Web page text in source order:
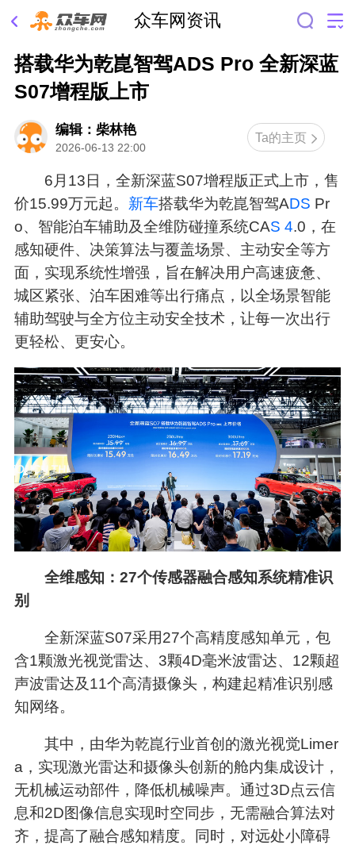
众车网资讯
搭载华为乾崑智驾ADS Pro 全新深蓝
S07增程版上市
编辑：柴林艳
2026-06-13 22:00
Ta的主页
6月13日，全新深蓝S07增程版正式上市，售
价15.99万元起。 新车搭载华为乾崑智驾ADS Pr
o、智能泊车辅助及全维防碰撞系统CAS 4.0，在
感知硬件、决策算法与覆盖场景、主动安全等方
面，实现系统性增强，旨在解决用户高速疲惫、
城区紧张、泊车困难等出行痛点，以全场景智能
辅助驾驶与全方位主动安全技术，让每一次出行
更轻松、更安心。
全维感知：27个传感器融合感知系统精准识
别
全新深蓝S07采用27个高精度感知单元，包
含1颗激光视觉雷达、3颗4D毫米波雷达、12颗超
声波雷达及11个高清摄像头，构建起精准识别感
知网络。
其中，由华为乾崑行业首创的激光视觉Limer
a，实现激光雷达和摄像头创新的舱内集成设计，
无机械运动部件，降低机械噪声。通过3D点云信
息和2D图像信息实现时空同步，无需融合算法对
齐，提高了融合感知精度。同时，对远处小障碍